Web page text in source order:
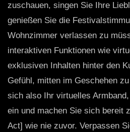
zuschauen, singen Sie Ihre
genießen Sie die
Wohnzimmer verlassen zu
interaktiven Funktionen wie
exklusiven Inhalten hinter den
Gefühl, mitten im Geschehen
sich also Ihr virtuelles
ein und machen Sie sich bereit
Act] wie nie zuvor. Verpassen